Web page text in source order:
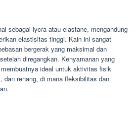
sebagai lycra atau elastane, mengandung
elastisitas tinggi. Kain ini sangat
bergerak yang maksimal dan
diregangkan. Kenyamanan yang
ideal untuk aktivitas fisik
dan renang, di mana fleksibilitas dan